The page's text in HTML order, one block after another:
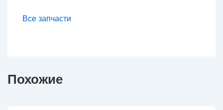
Все запчасти
Похожие